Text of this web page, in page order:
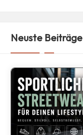
Neuste Beiträge